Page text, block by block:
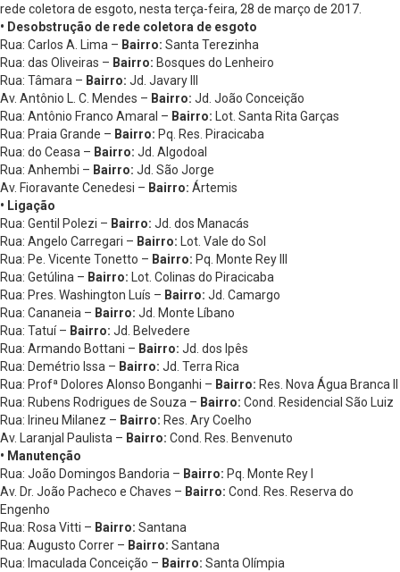
rede coletora de esgoto, nesta terça-feira, 28 de março de 2017.
• Desobstrução de rede coletora de esgoto
Rua: Carlos A. Lima – Bairro: Santa Terezinha
Rua: das Oliveiras – Bairro: Bosques do Lenheiro
Rua: Tâmara – Bairro: Jd. Javary III
Av. Antônio L. C. Mendes – Bairro: Jd. João Conceição
Rua: Antônio Franco Amaral – Bairro: Lot. Santa Rita Garças
Rua: Praia Grande – Bairro: Pq. Res. Piracicaba
Rua: do Ceasa – Bairro: Jd. Algodoal
Rua: Anhembi – Bairro: Jd. São Jorge
Av. Fioravante Cenedesi – Bairro: Ártemis
• Ligação
Rua: Gentil Polezi – Bairro: Jd. dos Manacás
Rua: Angelo Carregari – Bairro: Lot. Vale do Sol
Rua: Pe. Vicente Tonetto – Bairro: Pq. Monte Rey III
Rua: Getúlina – Bairro: Lot. Colinas do Piracicaba
Rua: Pres. Washington Luís – Bairro: Jd. Camargo
Rua: Cananeia – Bairro: Jd. Monte Líbano
Rua: Tatuí – Bairro: Jd. Belvedere
Rua: Armando Bottani – Bairro: Jd. dos Ipês
Rua: Demétrio Issa – Bairro: Jd. Terra Rica
Rua: Profª Dolores Alonso Bonganhi – Bairro: Res. Nova Água Branca II
Rua: Rubens Rodrigues de Souza – Bairro: Cond. Residencial São Luiz
Rua: Irineu Milanez – Bairro: Res. Ary Coelho
Av. Laranjal Paulista – Bairro: Cond. Res. Benvenuto
• Manutenção
Rua: João Domingos Bandoria – Bairro: Pq. Monte Rey I
Av. Dr. João Pacheco e Chaves – Bairro: Cond. Res. Reserva do
Engenho
Rua: Rosa Vitti – Bairro: Santana
Rua: Augusto Correr – Bairro: Santana
Rua: Imaculada Conceição – Bairro: Santa Olímpia